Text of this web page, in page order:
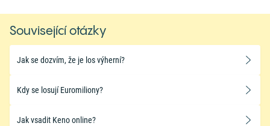
Související otázky
​Jak se dozvím, že je los výherní?
Kdy se losují Euromiliony?
Jak vsadit Keno online?